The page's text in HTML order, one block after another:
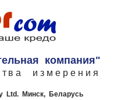
компания"
измерения
Ltd.Минск, Беларусь